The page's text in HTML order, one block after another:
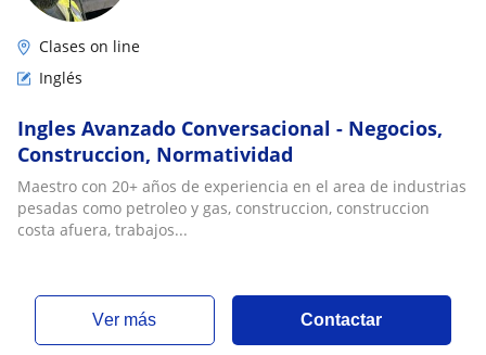
Clases on line
Inglés
Ingles Avanzado Conversacional - Negocios,
Construccion, Normatividad
Maestro con 20+ años de experiencia en el area de industrias
pesadas como petroleo y gas, construccion, construccion
costa afuera, trabajos...
ver más Contactar